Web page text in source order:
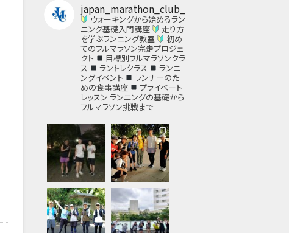
japan_marathon_club_
ウォーキングから始めるラン
ニング基礎入門講座
走り方
を学ぶランニング教室
初め
てのフルマラソン完走プロジェ
クト
目標別フルマラソンクラ
ス
ラントレクラス
ランニ
ングイベント
ランナーのた
めの食事講座
プライベート
レッスン ランニングの基礎から
フルマラソン挑戦まで